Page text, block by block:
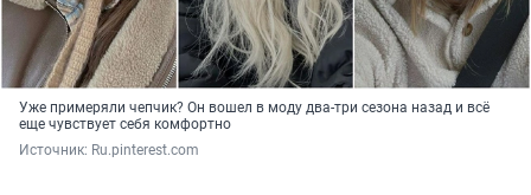
Уже примеряли чепчик? Он вошел в моду два-три сезона назад и всё
еще чувствует себя комфортно
Источник: Ru.pinterest.com